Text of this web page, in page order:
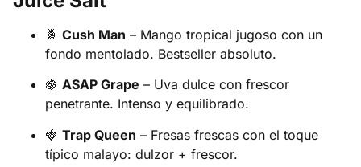
🍍 Cush Man – Mango tropical jugoso con un
fondo mentolado. Bestseller absoluto.
🍇 ASAP Grape – Uva dulce con frescor
penetrante. Intenso y equilibrado.
🍓 Trap Queen – Fresas frescas con el toque
típico malayo: dulzor + frescor.